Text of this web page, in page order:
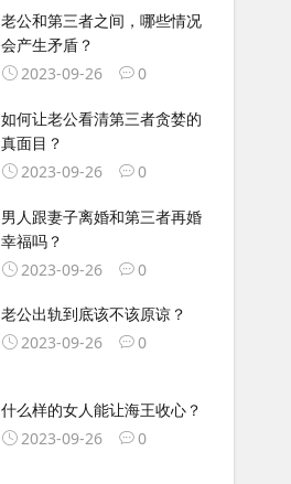
老公和第三者之间，哪些情况
会产生矛盾？
2023-09-26
0
如何让老公看清第三者贪婪的
真面目？
2023-09-26
0
男人跟妻子离婚和第三者再婚
幸福吗？
2023-09-26
0
老公出轨到底该不该原谅？
2023-09-26
0
什么样的女人能让海王收心？
2023-09-26
0